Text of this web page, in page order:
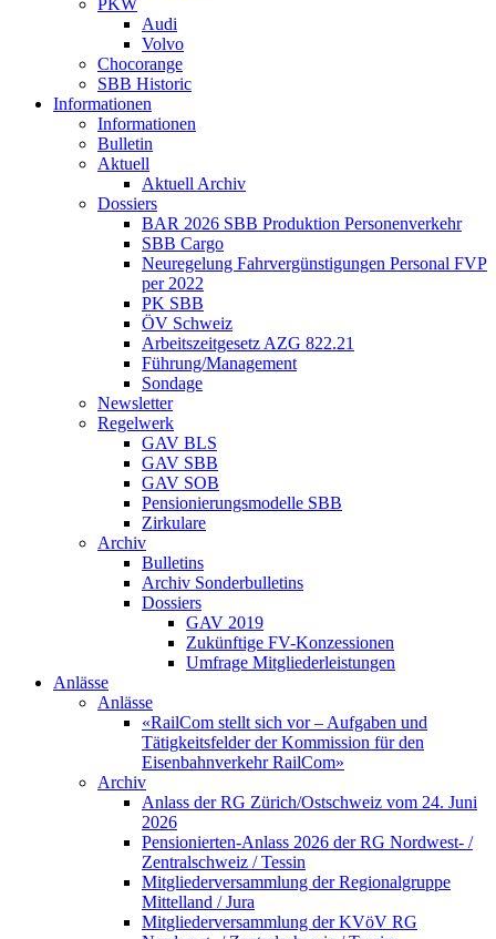
PKW
Audi
Volvo
Chocorange
SBB Historic
Informationen
Informationen
Bulletin
Aktuell
Aktuell Archiv
Dossiers
BAR 2026 SBB Produktion Personenverkehr
SBB Cargo
Neuregelung Fahrvergünstigungen Personal FVP
per 2022
PK SBB
ÖV Schweiz
Arbeitszeitgesetz AZG 822.21
Führung/Management
Sondage
Newsletter
Regelwerk
GAV BLS
GAV SBB
GAV SOB
Pensionierungsmodelle SBB
Zirkulare
Archiv
Bulletins
Archiv Sonderbulletins
Dossiers
GAV 2019
Zukünftige FV-Konzessionen
Umfrage Mitgliederleistungen
Anlässe
Anlässe
«RailCom stellt sich vor – Aufgaben und
Tätigkeitsfelder der Kommission für den
Eisenbahnverkehr RailCom»
Archiv
Anlass der RG Zürich/Ostschweiz vom 24. Juni
2026
Pensionierten-Anlass 2026 der RG Nordwest- /
Zentralschweiz / Tessin
Mitgliederversammlung der Regionalgruppe
Mittelland / Jura
Mitgliederversammlung der KVöV RG